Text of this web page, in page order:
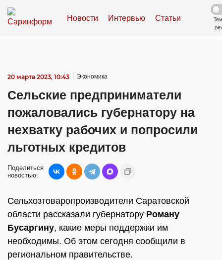
Новости Интервью Статьи
20 марта 2023, 10:43 Экономика
Сельские предприниматели
пожаловались губернатору на
нехватку рабочих и попросили
льготных кредитов
Поделиться
новостью:
Сельхозтоваропроизводители Саратовской
области рассказали губернатору Роману
Бусаргину, какие меры поддержки им
необходимы. Об этом сегодня сообщили в
региональном правительстве.